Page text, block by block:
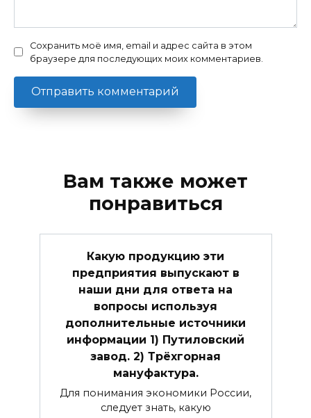
Сохранить моё имя, email и адрес сайта в этом
браузере для последующих моих комментариев.
Вам также может
понравиться
Какую продукцию эти
предприятия выпускают в
наши дни для ответа на
вопросы используя
дополнительные источники
информации 1) Путиловский
завод. 2) Трёхгорная
мануфактура.
Для понимания экономики России,
следует знать, какую